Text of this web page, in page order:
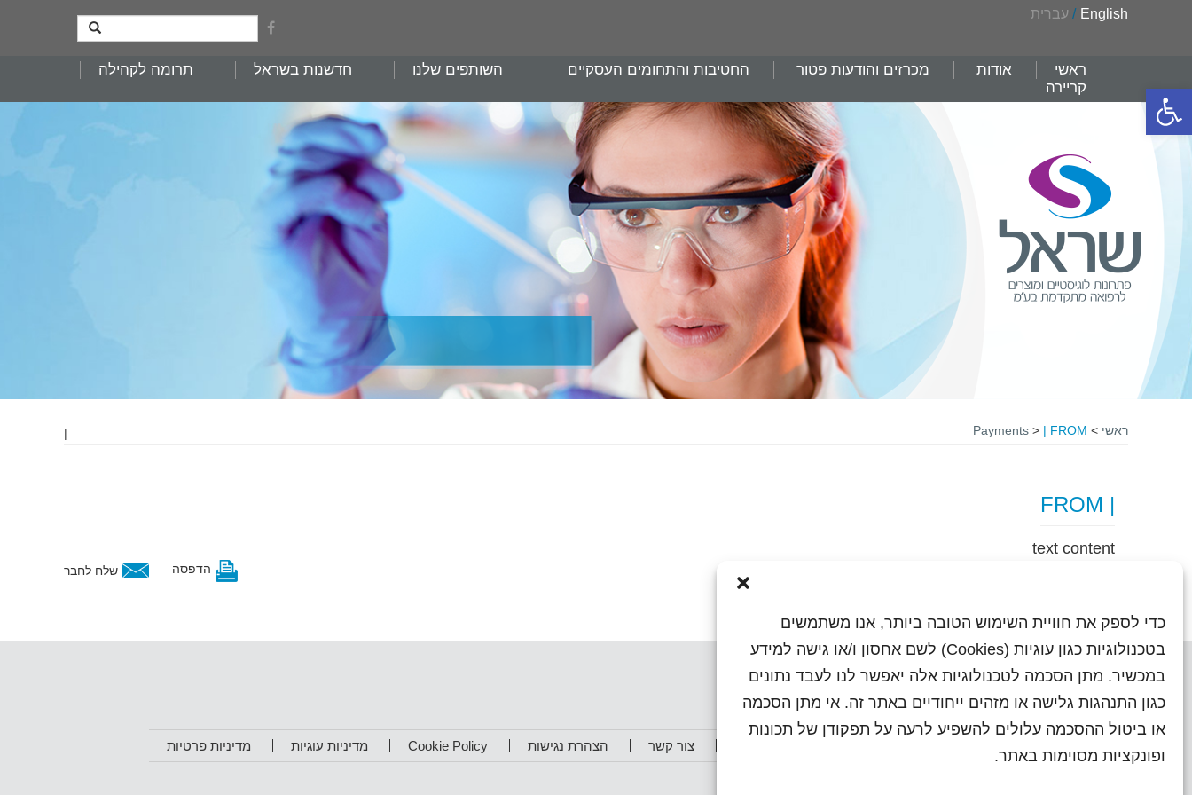
פתח סרגל נגישות
כדי לספק את חוויית השימוש הטובה ביותר, אנו משתמשים
בטכנולוגיות כגון עוגיות (Cookies) לשם אחסון ו/או גישה למידע
במכשיר. מתן הסכמה לטכנולוגיות אלה יאפשר לנו לעבד נתונים
כגון התנהגות גלישה או מזהים ייחודיים באתר זה. אי מתן הסכמה
או ביטול ההסכמה עלולים להשפיע לרעה על תפקודן של תכונות
ופונקציות מסוימות באתר.
English
/ עברית
ראשי אודות מכרזים והודעות פטור החטיבות והתחומים העסקיים השותפים שלנו חדשנות בשראל
תרומה לקהילה
קריירה
ראשי >
Payments > | FROM
|
| FROM
text content
שלח לחבר הדפסה
צור קשר הצהרת נגישות Cookie Policy מדיניות עוגיות מדיניות פרטיות